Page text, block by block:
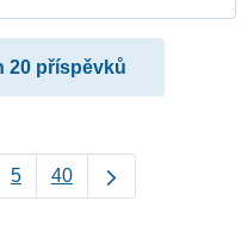
20 příspěvků
5 40